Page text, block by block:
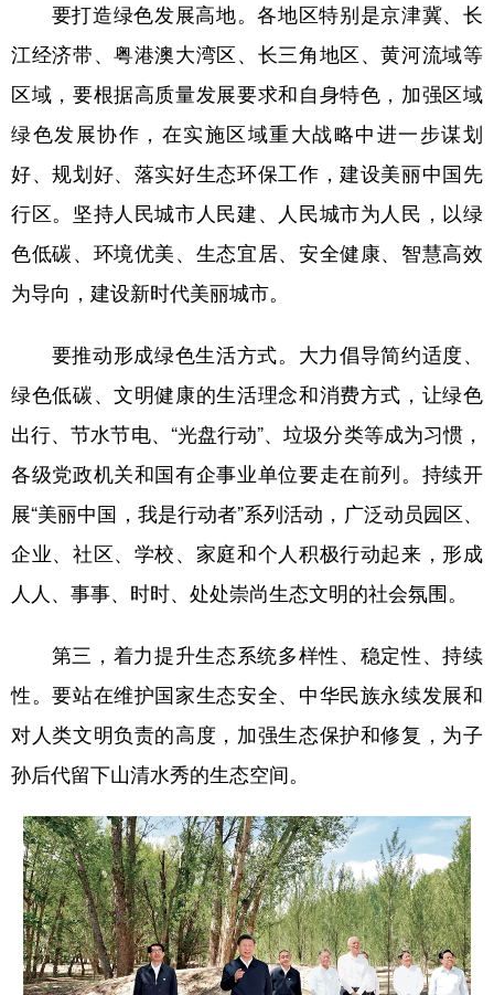
要打造绿色发展高地。各地区特别是京津冀、长
江经济带、粤港澳大湾区、长三角地区、黄河流域等
区域，要根据高质量发展要求和自身特色，加强区域
绿色发展协作，在实施区域重大战略中进一步谋划
好、规划好、落实好生态环保工作，建设美丽中国先
行区。坚持人民城市人民建、人民城市为人民，以绿
色低碳、环境优美、生态宜居、安全健康、智慧高效
为导向，建设新时代美丽城市。
要推动形成绿色生活方式。大力倡导简约适度、
绿色低碳、文明健康的生活理念和消费方式，让绿色
出行、节水节电、“光盘行动”、垃圾分类等成为习惯，
各级党政机关和国有企事业单位要走在前列。持续开
展“美丽中国，我是行动者”系列活动，广泛动员园区、
企业、社区、学校、家庭和个人积极行动起来，形成
人人、事事、时时、处处崇尚生态文明的社会氛围。
第三，着力提升生态系统多样性、稳定性、持续
性。要站在维护国家生态安全、中华民族永续发展和
对人类文明负责的高度，加强生态保护和修复，为子
孙后代留下山清水秀的生态空间。